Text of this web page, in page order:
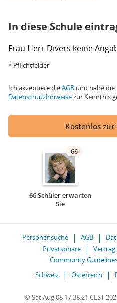
In diese Schule
Frau Herr Divers keine
* Pflichtfelder
Ich akzeptiere dieAGB und habe die
Datenschutzhinweisezur Kenntnis
Kostenlos zur
66
66 Schüler erwarten
Sie
Personensuche AGB
Privatsphäre
Community
Schweiz
Österreich
© Sat Aug 08 17:38:21 CEST